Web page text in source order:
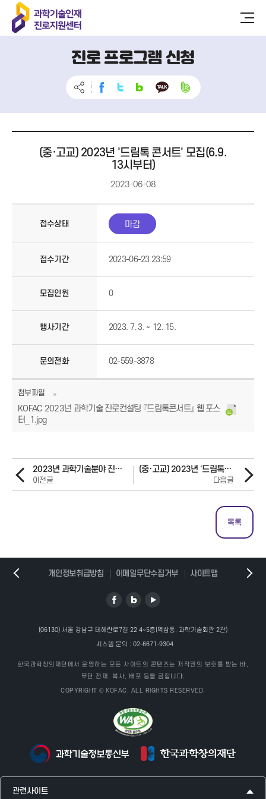
진로 프로그램 신청
(중·고교) 2023년 '드림톡 콘서트' 모집(6.9.
13시부터)
2023-06-08
접수상태 마감
접수기간 2023-06-23 23:59
모집인원 0
행사기간 2023. 7. 3. ~ 12. 15.
문의전화 02-559-3878
첨부파일
KOFAC 2023년 과학기술 진로컨설팅 『드림톡콘서트』 웹 포스
터_1.jpg
2023년 과학기술분야 진로 컨설턴트(전문가형) 모집 공고
이전글
(중·고교) 2023년 '드림톡 콘서트' 모집
다음글
목록
개인정보취급방침 이메일무단수집거부 사이트맵
(06130) 서울 강남구 테헤란로7길 22 4~5층(역삼동, 과학기술회관 2관)
시스템 문의 : 02-6671-9304
한국과학창의재단에서 운영하는 모든 사이트의 콘텐츠는 저작권의 보호를 받는 바,
무단 전재, 복사, 배포 등을 금합니다.
COPYRIGHT © KOFAC. ALL RIGHTS RESERVED.
관련사이트